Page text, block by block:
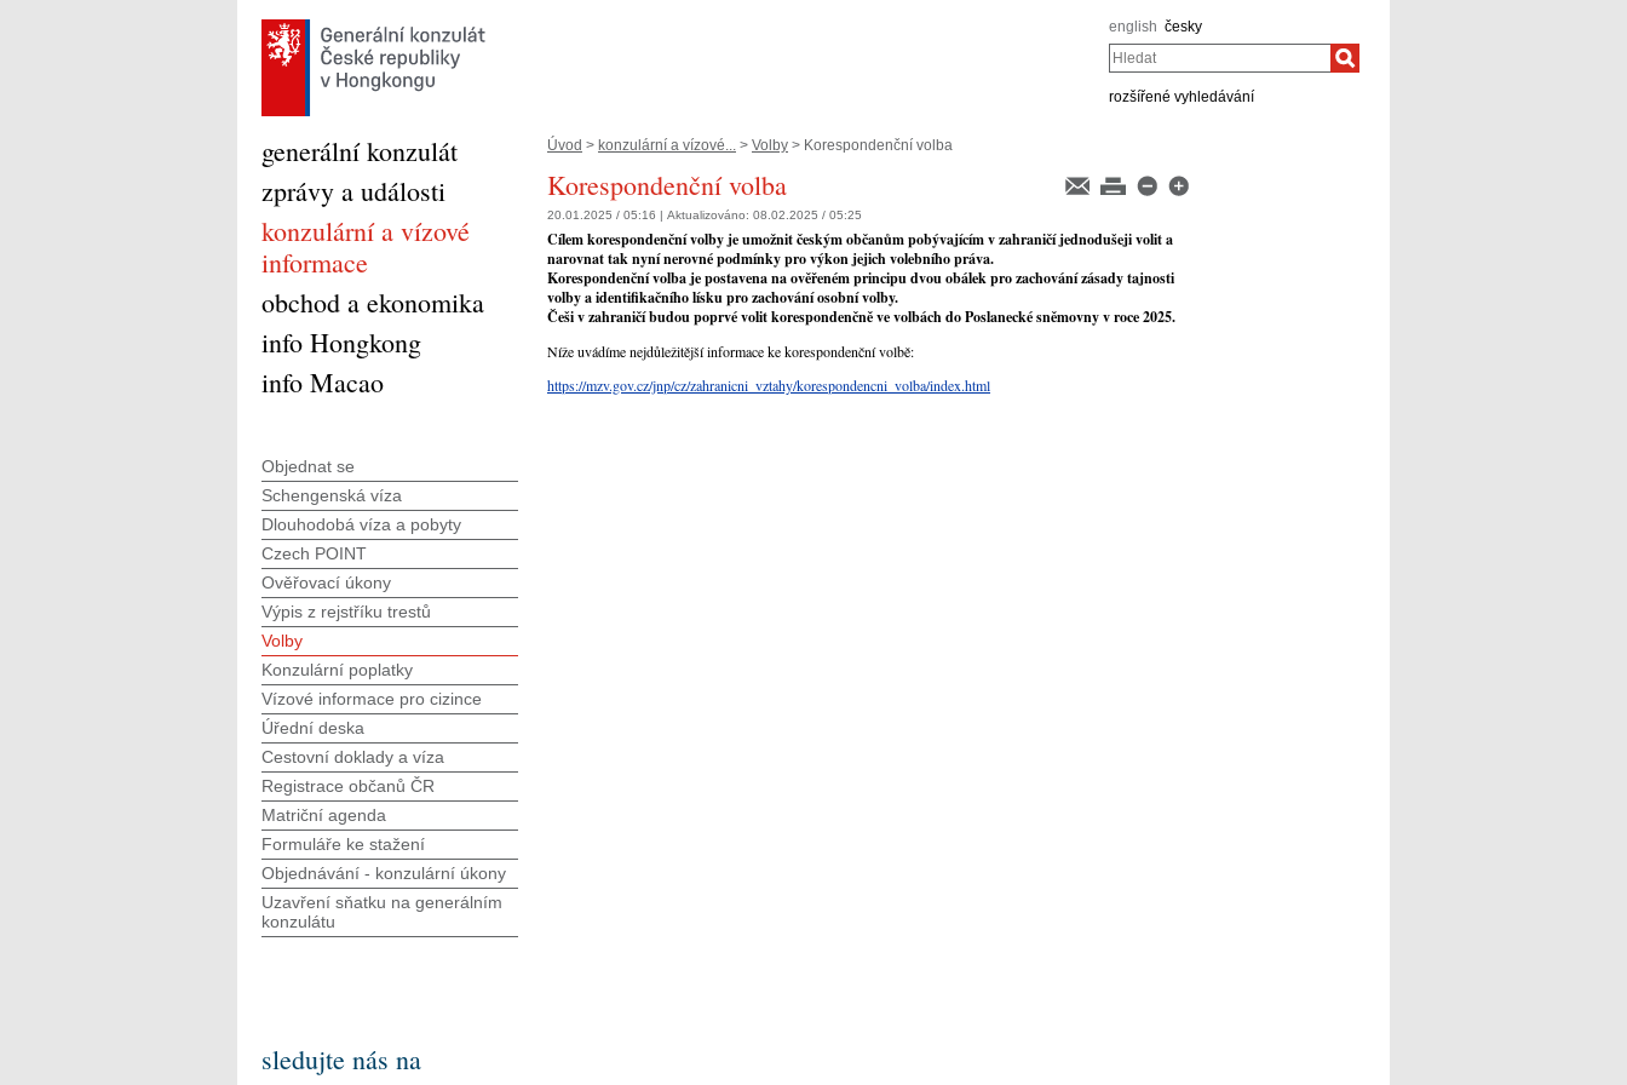
english česky
Hledat
rozšířené vyhledávání
Úvod > konzulární a vízové... > Volby > Korespondenční volba
Korespondenční volba
20.01.2025 / 05:16 | Aktualizováno: 08.02.2025 / 05:25
Cílem korespondenční volby je umožnit českým občanům pobývajícím v zahraničí jednodušeji volit a
narovnat tak nyní nerovné podmínky pro výkon jejich volebního práva.
Korespondenční volba je postavena na ověřeném principu dvou obálek pro zachování zásady tajnosti
volby a identifikačního lísku pro zachování osobní volby.
Češi v zahraničí budou poprvé volit korespondenčně ve volbách do Poslanecké sněmovny v roce 2025.
Níže uvádíme nejdůležitější informace ke korespondenční volbě:
https://mzv.gov.cz/jnp/cz/zahranicni_vztahy/korespondencni_volba/index.html
generální konzulát
zprávy a události
konzulární a vízové
informace
obchod a ekonomika
info Hongkong
info Macao
Objednat se
Schengenská víza
Dlouhodobá víza a pobyty
Czech POINT
Ověřovací úkony
Výpis z rejstříku trestů
Volby
Konzulární poplatky
Vízové informace pro cizince
Úřední deska
Cestovní doklady a víza
Registrace občanů ČR
Matriční agenda
Formuláře ke stažení
Objednávání - konzulární úkony
Uzavření sňatku na generálním
konzulátu
sledujte nás na